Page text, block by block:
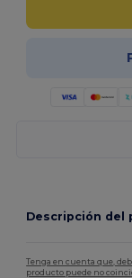
Descripción del
Tenga en cuenta que,
producto puede no